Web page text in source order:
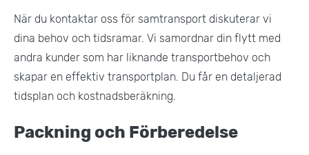
När du kontaktar oss för samtransport diskuterar vi
dina behov och tidsramar. Vi samordnar din flytt med
andra kunder som har liknande transportbehov och
skapar en effektiv transportplan. Du får en detaljerad
tidsplan och kostnadsberäkning​.
Packning och Förberedelse